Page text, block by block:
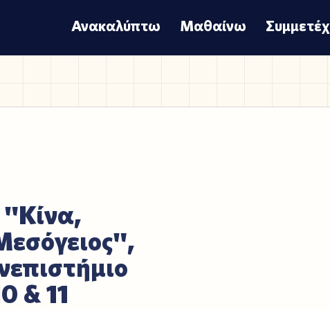
Ανακαλύπτω Μαθαίνω
& 11